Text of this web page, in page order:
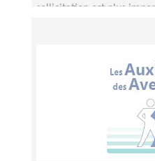
sollicitation est plus